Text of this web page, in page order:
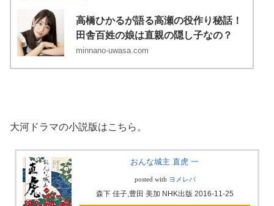
高橋ひかるが語る高瀬の役作り秘話！
田舎百姓の娘は直親の隠し子なの？
大河ドラマの小説版はこちら。
おんな城主 直虎 一
posted with ヨメレバ
森下 佳子,豊田 美加 NHK出版 2016-11-25